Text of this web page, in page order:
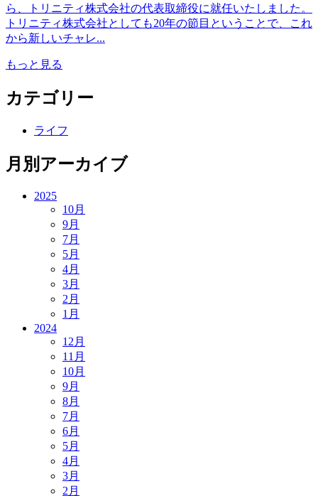
ら、トリニティ株式会社の代表取締役に就任いたしました。
トリニティ株式会社としても20年の節目ということで、これ
から新しいチャレ...
もっと見る
カテゴリー
ライフ
月別アーカイブ
2025
10月
9月
7月
5月
4月
3月
2月
1月
2024
12月
11月
10月
9月
8月
7月
6月
5月
4月
3月
2月